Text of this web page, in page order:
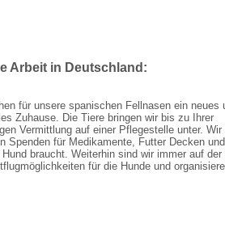
Arbeit in Deutschland:
für unsere spanischen Fellnasen ein neues
Zuhause. Die Tiere bringen wir bis zu Ihrer
Vermittlung auf einer Pflegestelle unter. Wir
Spenden für Medikamente, Futter Decken
braucht. Weiterhin sind wir immer auf der
für die Hunde und